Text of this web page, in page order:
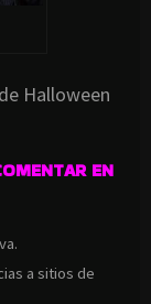
Halloween
EN
a sitios de